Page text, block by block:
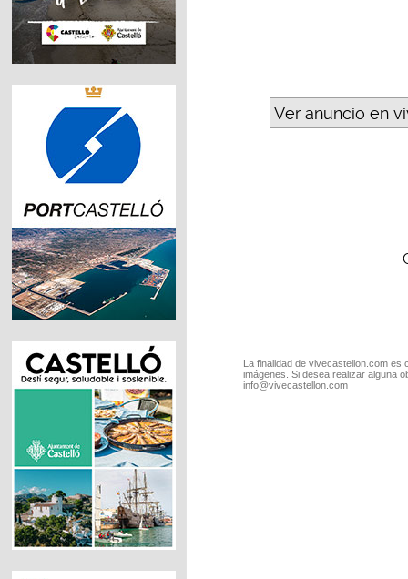
Ver anuncio en
La finalidad de vivecastellon.com
imágenes. Si desea realizar alguna
info@vivecastellon.com